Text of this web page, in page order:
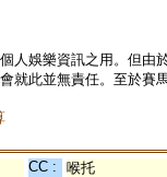
人娛樂資訊之用。但
就此並無責任。至於賽
CC :
喉托